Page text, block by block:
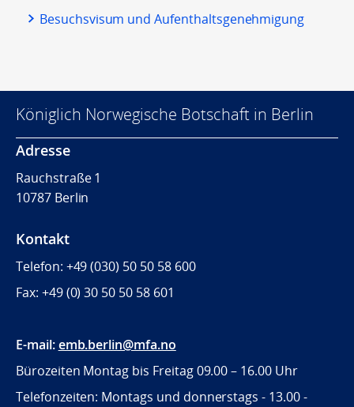
Besuchsvisum und Aufenthaltsgenehmigung
Königlich Norwegische Botschaft in Berlin
Adresse
Rauchstraße 1
10787 Berlin
Kontakt
Telefon: +49 (030) 50 50 58 600
Fax: +49 (0) 30 50 50 58 601
E-mail:emb.berlin@mfa.no
Bürozeiten Montag bis Freitag 09.00 – 16.00 Uhr
Telefonzeiten: Montags und donnerstags - 13.00 -